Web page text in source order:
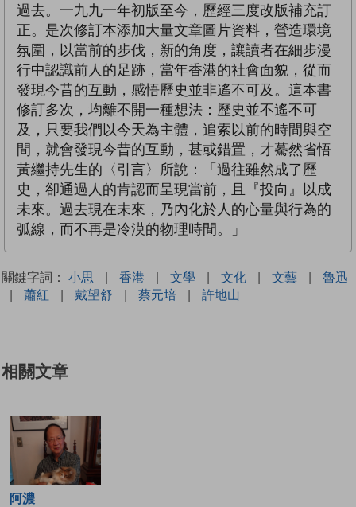
過去。一九九一年初版至今，歷經三度改版補充訂
正。是次修訂本添加大量文章圖片資料，營造環境
氛圍，以當前的步伐，新的角度，讓讀者在細步漫
行中認識前人的足跡，當年香港的社會面貌，從而
發現今昔的互動，感悟歷史並非遙不可及。這本書
修訂多次，均離不開一種想法：歷史並不遙不可
及，只要我們以今天為主體，追索以前的時間與空
間，就會發現今昔的互動，甚或錯置，才驀然省悟
黃繼持先生的〈引言〉所說：「過往雖然成了歷
史，卻通過人的肯認而呈現當前，且『投向』以成
未來。過去現在未來，乃內化於人的心量與行為的
弧線，而不再是冷漠的物理時間。」
關鍵字詞： 小思 | 香港 | 文學 | 文化 | 文藝 |
魯迅
|
蕭紅 | 戴望舒 | 蔡元培 | 許地山
相關文章
阿濃